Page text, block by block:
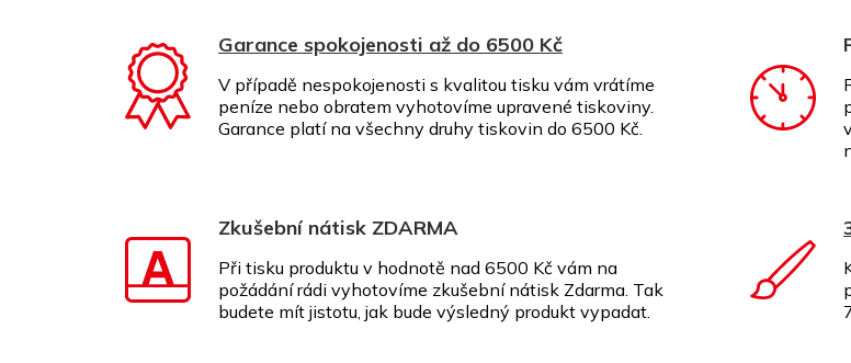
Garance spokojenosti až do 6500 Kč
V případě nespokojenosti s kvalitou tisku vám vrátíme
peníze nebo obratem vyhotovíme upravené tiskoviny.
Garance platí na všechny druhy tiskovin do 6500 Kč.
Zkušební nátisk ZDARMA
Při tisku produktu v hodnotě nad 6500 Kč vám na
požádání rádi vyhotovíme zkušební nátisk Zdarma. Tak
budete mít jistotu, jak bude výsledný produkt vypadat.